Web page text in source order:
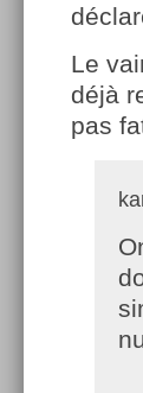
Le
déjà
pas